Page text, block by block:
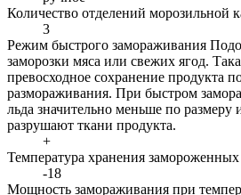
Количество отделений морозильной
3
Режим быстрого замораживания
заморозки мяса или свежих ягод.
превосходное сохранение продукта
размораживания. При быстром
льда значительно меньше по размеру
разрушают ткани продукта.
+
Температура хранения
-18
Мощность замораживания при